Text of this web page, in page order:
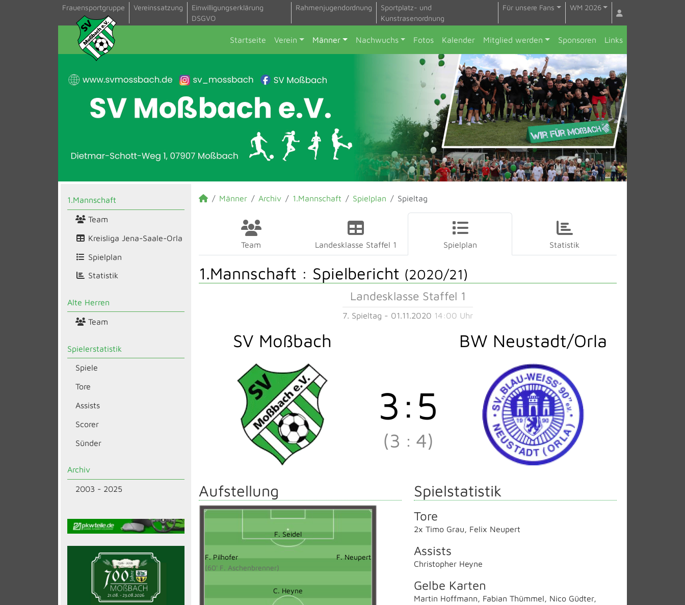
Frauensportgruppe Vereinssatzung
Einwilligungserklärung
DSGVO
Rahmenjugendordnung
Sportplatz- und
Kunstrasenordnung
Für unsere Fans WM 2026
Startseite Verein Männer Nachwuchs Fotos Kalender Mitglied werden Sponsoren Links
1.Mannschaft
Team
Kreisliga Jena-Saale-Orla
Spielplan
Statistik
Alte Herren
Team
Spielerstatistik
Spiele
Tore
Assists
Scorer
Sünder
Archiv
2003 - 2025
Männer Archiv 1.Mannschaft Spielplan Spieltag
Team Landesklasse Staffel 1 Spielplan Statistik
1.Mannschaft : Spielbericht (2020/21)
Landesklasse Staffel 1
7. Spieltag - 01.11.2020 14:00 Uhr
SV Moßbach BW Neustadt/Orla
3 :5
(3 : 4)
Aufstellung
F. Seidel
F. Pilhofer
(60' F. Aschenbrenner)
F. Neupert
C. Heyne
Spielstatistik
Tore
2x Timo Grau Felix Neupert
Assists
Christopher Heyne
Gelbe Karten
Martin Hoffmann Fabian Thümmel Nico Güdter,